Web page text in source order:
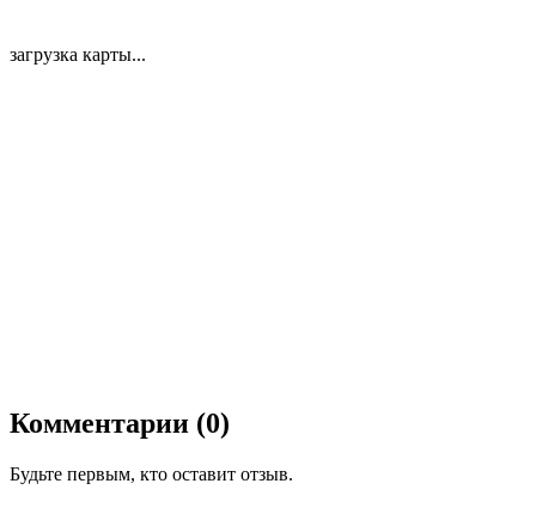
загрузка карты...
Комментарии (0)
Будьте первым, кто оставит отзыв.